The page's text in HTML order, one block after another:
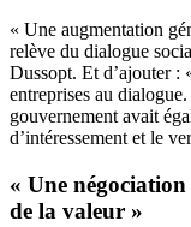
« Une augmentation
relève du dialogue
Dussopt. Et d’ajouter :
entreprises au
gouvernement avait
d’intéressement et le
« Une
de la valeur »